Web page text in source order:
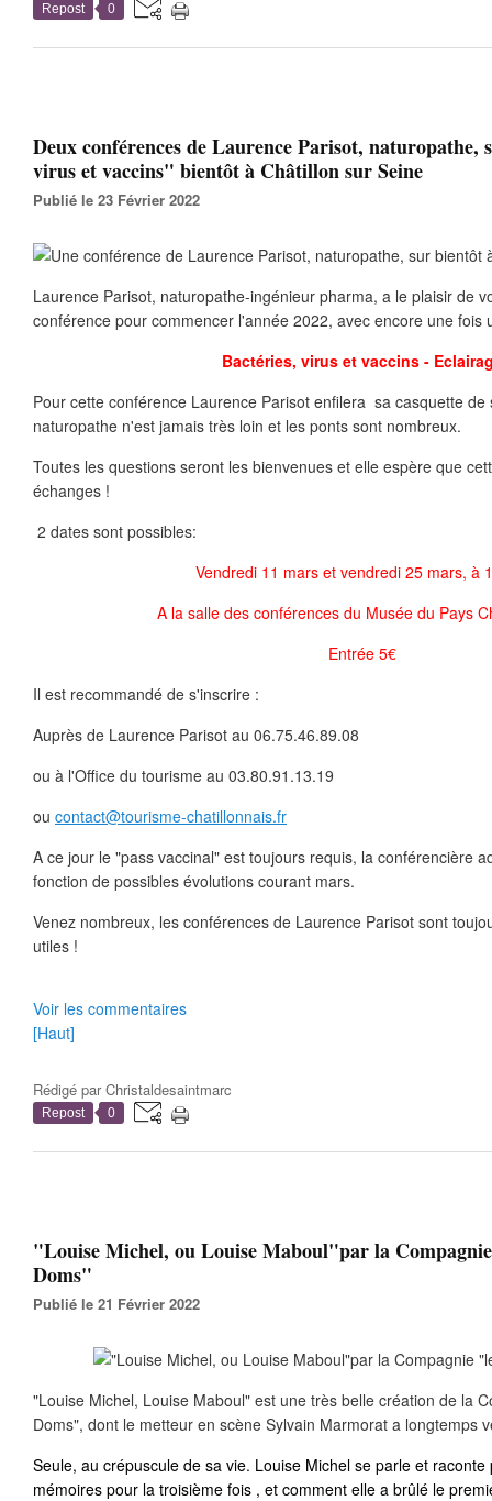
Repost 0
Deux conférences de Laurence Parisot, naturopathe,
virus et vaccins" bientôt à Châtillon sur Seine
Publié le 23 Février 2022
Laurence Parisot, naturopathe-ingénieur pharma, a le plaisir de
conférence pour commencer l'année 2022, avec encore une fois
Bactéries, virus et vaccins -
Pour cette conférence Laurence Parisot enfilera sa casquette de
naturopathe n'est jamais très loin et les ponts sont nombreux.
Toutes les questions seront les bienvenues et elle espère que
échanges !
2 dates sont possibles:
Vendredi 11 mars et vendredi 25 mars, à
A la salle des conférences du Musée du Pays
Entrée 5€
Il est recommandé de s'inscrire :
Auprès de Laurence Parisot au 06.75.46.89.08
ou à l'Office du tourisme au 03.80.91.13.19
ou contact@tourisme-chatillonnais.fr
A ce jour le "pass vaccinal" est toujours requis, la conférencière
fonction de possibles évolutions courant mars.
Venez nombreux, les conférences de Laurence Parisot sont
utiles !
Voir les commentaires
[Haut]
Rédigé parChristaldesaintmarc
Repost 0
"Louise Michel, ou Louise Maboul"par la
Doms"
Publié le 21 Février 2022
"Louise Michel, Louise Maboul" est une très belle création de la
Doms", dont le metteur en scène Sylvain Marmorat a longtemps
Seule, au crépuscule de sa vie. Louise Michel se parle et
mémoires pour la troisième fois , et comment elle a brûlé le